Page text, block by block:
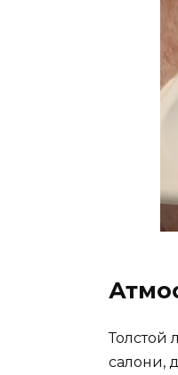
Толстой
салони,